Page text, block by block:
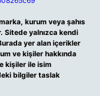
kurum veya şahıs
Sitede yalnızca kendi
yer alan içerikler
ve kişiler hakkında
kişiler ile isim
bilgiler taslak